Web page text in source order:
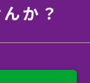
か？